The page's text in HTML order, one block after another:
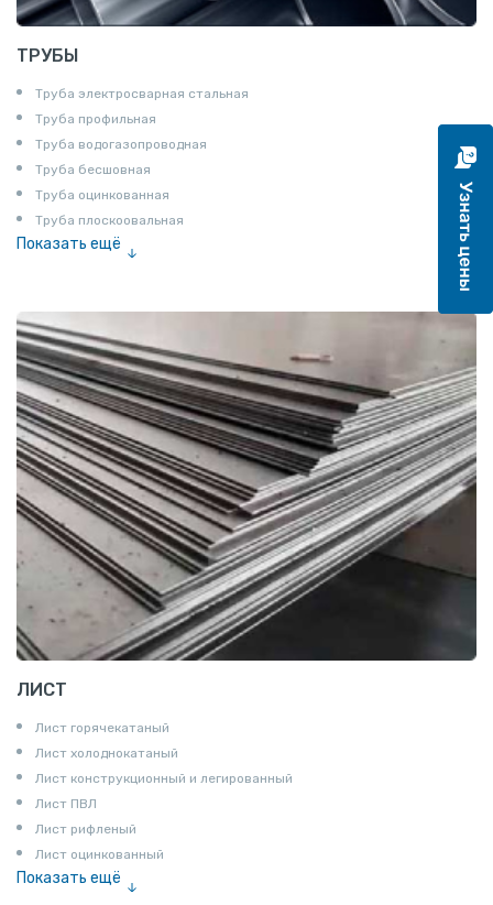
ТРУБЫ
Труба электросварная стальная
Труба профильная
Труба водогазопроводная
Труба бесшовная
Труба оцинкованная
Труба плоскоовальная
Показать ещё
ЛИСТ
Лист горячекатаный
Лист холоднокатаный
Лист конструкционный и легированный
Лист ПВЛ
Лист рифленый
Лист оцинкованный
Показать ещё